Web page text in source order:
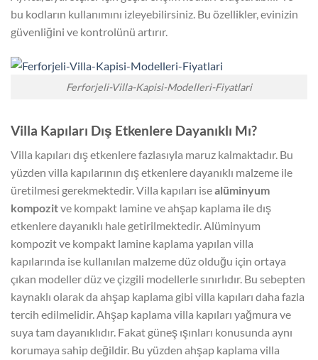
bu kodların kullanımını izleyebilirsiniz. Bu özellikler, evinizin
güvenliğini ve kontrolünü artırır.
Ferforjeli-Villa-Kapisi-Modelleri-Fiyatlari
Villa Kapıları Dış Etkenlere Dayanıklı Mı?
Villa kapıları dış etkenlere fazlasıyla maruz kalmaktadır. Bu
yüzden villa kapılarının dış etkenlere dayanıklı malzeme ile
üretilmesi gerekmektedir. Villa kapıları isealüminyum
kompozitve kompakt lamine ve ahşap kaplama ile dış
etkenlere dayanıklı hale getirilmektedir. Alüminyum
kompozit ve kompakt lamine kaplama yapılan villa
kapılarında ise kullanılan malzeme düz olduğu için ortaya
çıkan modeller düz ve çizgili modellerle sınırlıdır. Bu sebepten
kaynaklı olarak da ahşap kaplama gibi villa kapıları daha fazla
tercih edilmelidir. Ahşap kaplama villa kapıları yağmura ve
suya tam dayanıklıdır. Fakat güneş ışınları konusunda aynı
korumaya sahip değildir. Bu yüzden ahşap kaplama villa